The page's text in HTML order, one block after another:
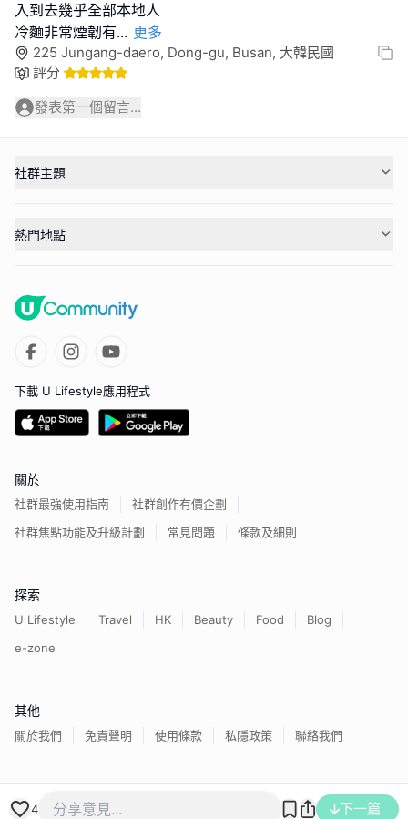
入到去幾乎全部本地人
冷麵非常煙韌有... 更多
225 Jungang-daero, Dong-gu, Busan, 大韓民國
評分
發表第一個留言...
4 下一篇
社群主題
熱門地點
下載 U Lifestyle應用程式
關於
社群最強使用指南
社群創作有價企劃
社群焦點功能及升級計劃
常見問題 條款及細則
探索
U Lifestyle Travel HK Beauty Food
Blog
e-zone
其他
關於我們 免責聲明 使用條款 私隱政策 聯絡我們
香港經濟日報版權所有©